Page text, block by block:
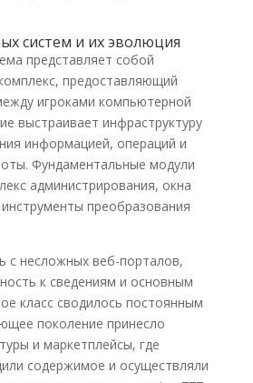
систем и их эволюция
представляет собой
предоставляющий
игроками компьютерной
выстраивает инфраструктуру
информацией, операций и
Фундаментальные модули
администрирования, окна
преобразования
с несложных веб-порталов,
к сведениям и основным
класс сводилось постоянным
поколение принесло
и маркетплейсы, где
содержимое и осуществляли